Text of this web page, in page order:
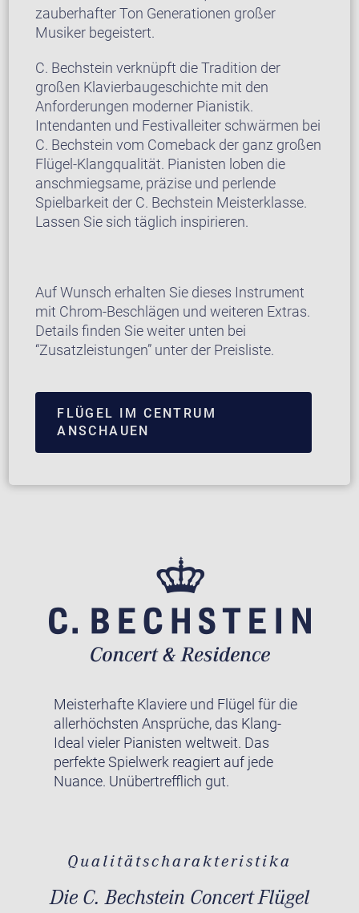
zauberhafter Ton Generationen großer
Musiker begeistert.
C. Bechstein verknüpft die Tradition der
großen Klavierbaugeschichte mit den
Anforderungen moderner Pianistik.
Intendanten und Festivalleiter schwärmen bei
C. Bechstein vom Comeback der ganz großen
Flügel-Klangqualität. Pianisten loben die
anschmiegsame, präzise und perlende
Spielbarkeit der C. Bechstein Meisterklasse.
Lassen Sie sich täglich inspirieren.
Auf Wunsch erhalten Sie dieses Instrument
mit Chrom-Beschlägen und weiteren Extras.
Details finden Sie weiter unten bei
“Zusatzleistungen” unter der Preisliste.
FLÜGEL IM CENTRUM
ANSCHAUEN
Meisterhafte Klaviere und Flügel für die
allerhöchsten Ansprüche, das Klang-
Ideal vieler Pianisten weltweit. Das
perfekte Spielwerk reagiert auf jede
Nuance. Unübertrefflich gut.
Qualitätscharakteristika
Die C. Bechstein Concert Flügel